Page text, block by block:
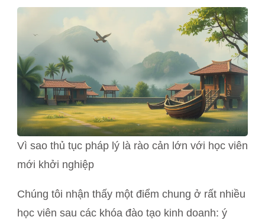
Vì sao thủ tục pháp lý là rào cản lớn với học viên
mới khởi nghiệp
Chúng tôi nhận thấy một điểm chung ở rất nhiều
học viên sau các khóa đào tạo kinh doanh: ý